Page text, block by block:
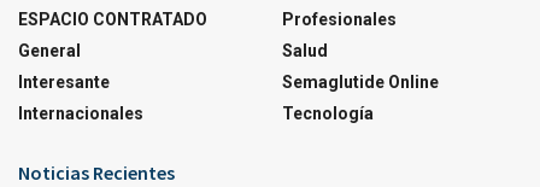
ESPACIO CONTRATADO
General
Interesante
Internacionales
Profesionales
Salud
Semaglutide Online
Tecnología
Noticias Recientes